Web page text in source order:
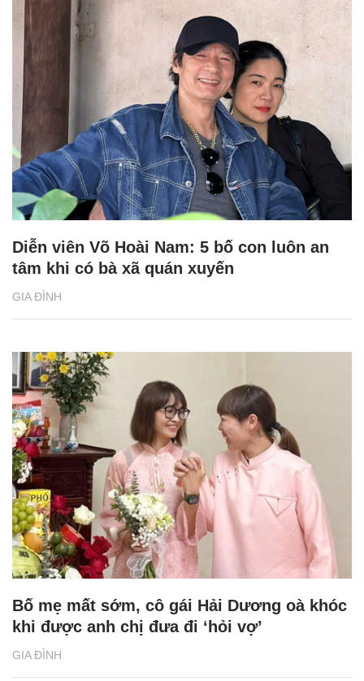
GIA ĐÌNH
Diễn viên Võ Hoài Nam: 5 bố con luôn an
tâm khi có bà xã quán xuyến
GIA ĐÌNH
Bố mẹ mất sớm, cô gái Hải Dương oà khóc
khi được anh chị đưa đi ‘hỏi vợ’